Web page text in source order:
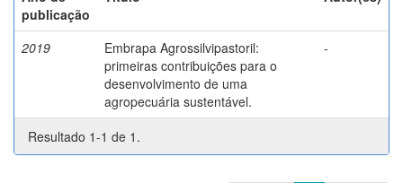
publicação
2019
Embrapa Agrossilvipastoril:
primeiras contribuições para o
desenvolvimento de uma
agropecuária sustentável.
-
Resultado 1-1 de 1.